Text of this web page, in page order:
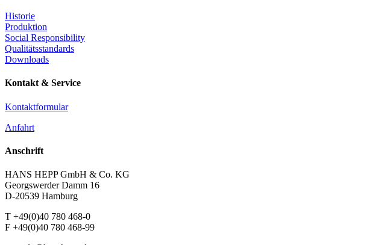
Historie
Produktion
Social Responsibility
Qualitätsstandards
Downloads
Kontakt & Service
Kontaktformular
Anfahrt
Anschrift
HANS HEPP GmbH & Co. KG
Georgswerder Damm 16
D-20539 Hamburg
T +49(0)40 780 468-0
F +49(0)40 780 468-99